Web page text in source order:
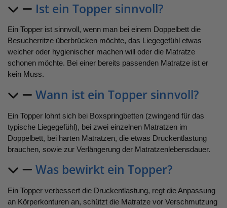
Ist ein Topper sinnvoll?
Ein Topper ist sinnvoll, wenn man bei einem Doppelbett die
Besucherritze überbrücken möchte, das Liegegefühl etwas
weicher oder hygienischer machen will oder die Matratze
schonen möchte. Bei einer bereits passenden Matratze ist er
kein Muss.
Wann ist ein Topper sinnvoll?
Ein Topper lohnt sich bei Boxspringbetten (zwingend für das
typische Liegegefühl), bei zwei einzelnen Matratzen im
Doppelbett, bei harten Matratzen, die etwas Druckentlastung
brauchen, sowie zur Verlängerung der Matratzenlebensdauer.
Was bewirkt ein Topper?
Ein Topper verbessert die Druckentlastung, regt die Anpassung
an Körperkonturen an, schützt die Matratze vor Verschmutzung